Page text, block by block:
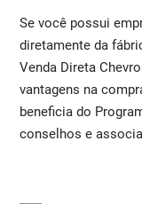
Se você possui
diretamente da
Venda Direta
vantagens na
beneficia do
conselhos e